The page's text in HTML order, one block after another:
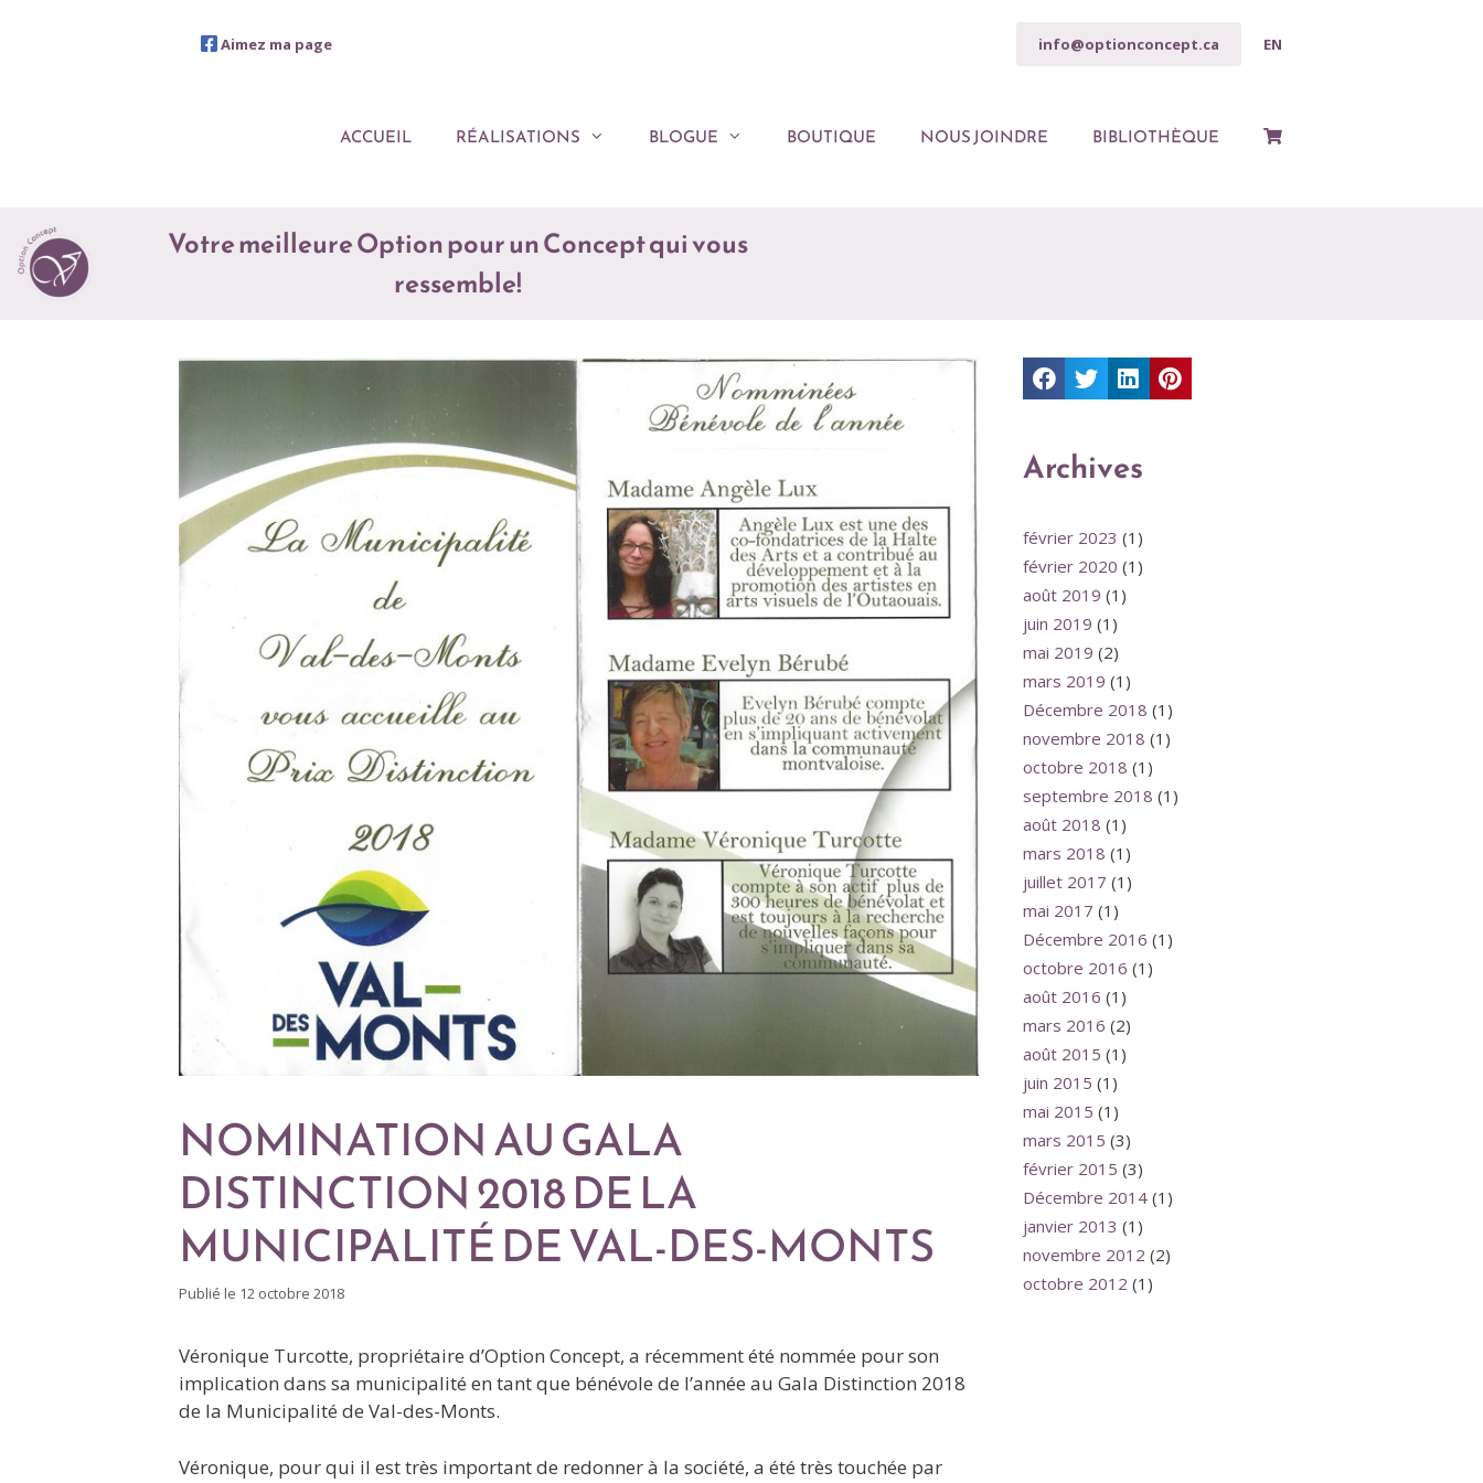
Aimez ma page info@optionconcept.ca EN
ACCUEIL RÉALISATIONS BLOGUE BOUTIQUE NOUS JOINDRE BIBLIOTHÈQUE
Votre meilleure Option pour un Concept qui vous
ressemble!​
NOMINATION AU GALA
DISTINCTION 2018 DE LA
MUNICIPALITÉ DE VAL-DES-MONTS
Publié le 12 octobre 2018
Véronique Turcotte, propriétaire d’Option Concept, a récemment été nommée pour son
implication dans sa municipalité en tant que bénévole de l’année au Gala Distinction 2018
de la Municipalité de Val-des-Monts.
Véronique, pour qui il est très important de redonner à la société, a été très touchée par
Archives
février 2023 (1)
février 2020 (1)
août 2019 (1)
juin 2019 (1)
mai 2019 (2)
mars 2019 (1)
Décembre 2018 (1)
novembre 2018 (1)
octobre 2018 (1)
septembre 2018 (1)
août 2018 (1)
mars 2018 (1)
juillet 2017 (1)
mai 2017 (1)
Décembre 2016 (1)
octobre 2016 (1)
août 2016 (1)
mars 2016 (2)
août 2015 (1)
juin 2015 (1)
mai 2015 (1)
mars 2015 (3)
février 2015 (3)
Décembre 2014 (1)
janvier 2013 (1)
novembre 2012 (2)
octobre 2012 (1)